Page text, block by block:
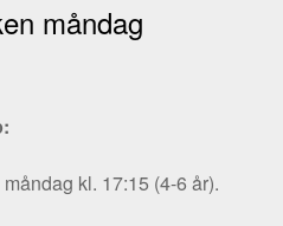
måndag
kl. 17:15 (4-6 år).